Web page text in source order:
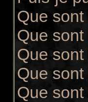
Que
Que
Que
Que
Que